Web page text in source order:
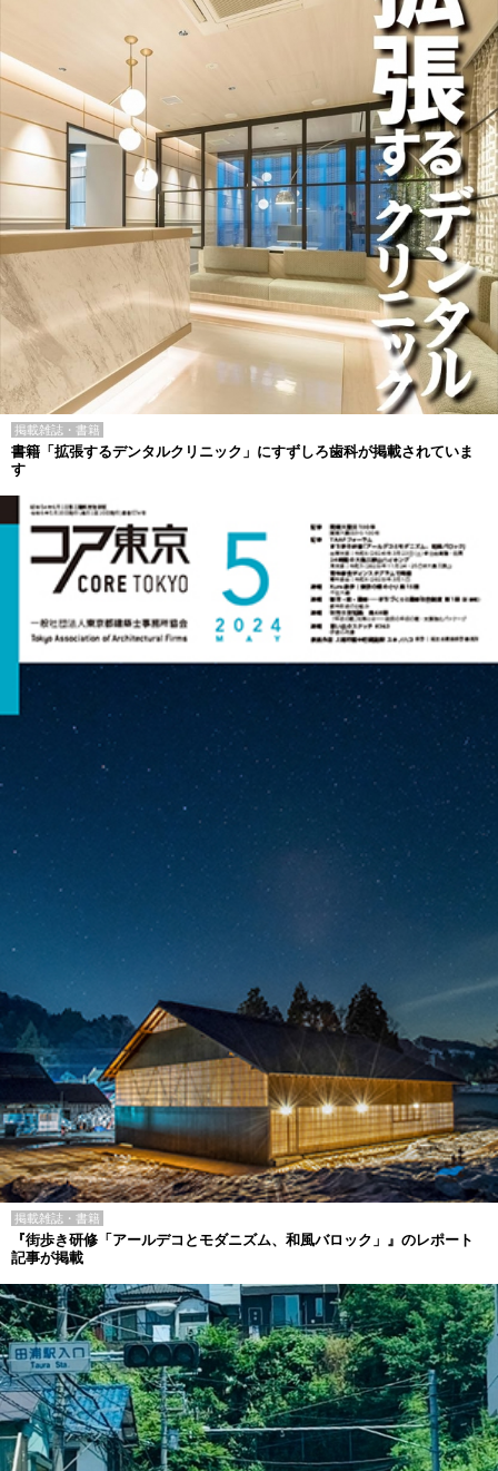
掲載雑誌・書籍
書籍「拡張するデンタルクリニック」にすずしろ歯科が掲載されていま
す
掲載雑誌・書籍
『街歩き研修「アールデコとモダニズム、和風バロック」』のレポート
記事が掲載